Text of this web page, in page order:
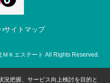
サイトマップ
Ｋエステート All Rights Reserved.
況把握、サービス向上検討を目的と